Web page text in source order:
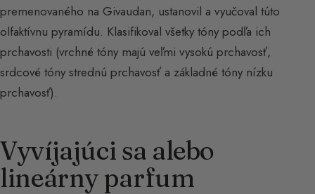
premenovaného na Givaudan, ustanovil a vyučoval túto
olfaktívnu pyramídu. Klasifikoval všetky tóny podľa ich
prchavosti (vrchné tóny majú veľmi vysokú prchavosť,
srdcové tóny strednú prchavosť a základné tóny nízku
prchavosť).
Vyvíjajúci sa alebo
lineárny parfum